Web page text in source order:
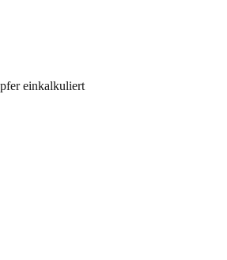
einkalkuliert